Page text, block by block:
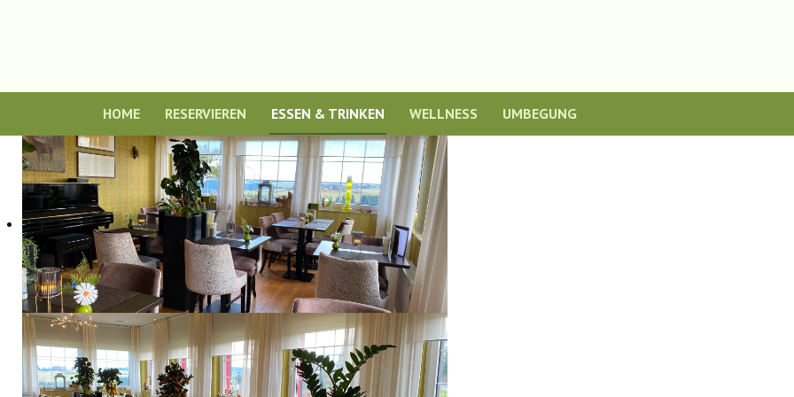
HOME RESERVIEREN ESSEN & TRINKEN WELLNESS UMBEGUNG